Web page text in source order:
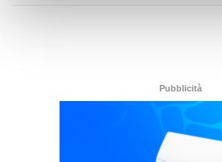
Pubblicità